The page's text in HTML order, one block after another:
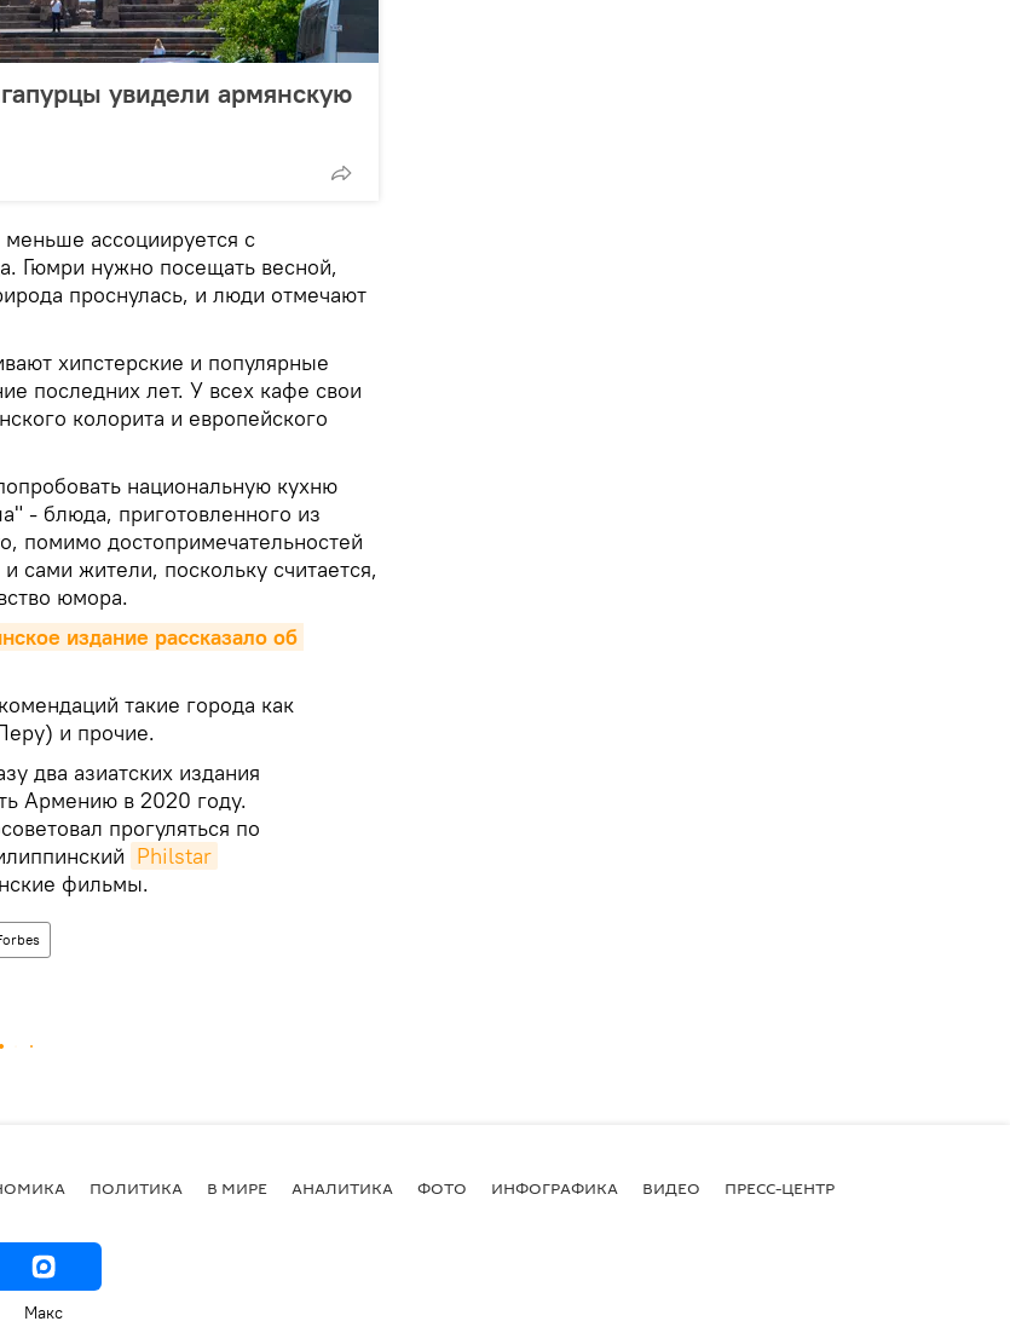
увидели армянскую
ассоциируется с
Гюмри нужно посещать весной,
проснулась, и люди отмечают
хипстерские и популярные
последних лет. У всех кафе свои
колорита и европейского
национальную кухню
- блюда, приготовленного из
помимо достопримечательностей
сами жители, поскольку считается,
юмора.
издание рассказало об
такие города как
и прочие.
два азиатских издания
Армению в 2020 году.
прогуляться по
Philstar
фильмы.
ПОЛИТИКА В МИРЕ АНАЛИТИКА ФОТО ИНФОГРАФИКА ВИДЕО ПРЕСС-ЦЕНТР
Макс